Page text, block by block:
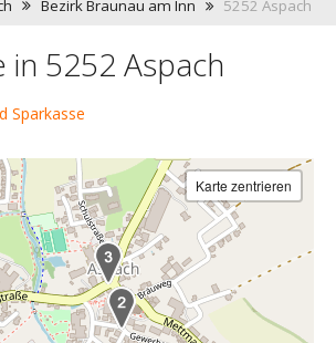
Bezirk Braunau am Inn 5252 Aspach
in 5252 Aspach
Sparkasse
Karte zentrieren